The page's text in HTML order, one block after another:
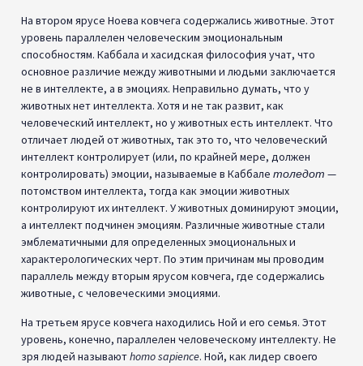
На втором ярусе Ноева ковчега содержались животные. Этот
уровень параллелен человеческим эмоциональным
способностям. Каббала и хасидская философия учат, что
основное различие между животными и людьми заключается
не в интеллекте, а в эмоциях. Неправильно думать, что у
животных нет интеллекта. Хотя и не так развит, как
человеческий интеллект, но у животных есть интеллект. Что
отличает людей от животных, так это то, что человеческий
интеллект контролирует (или, по крайней мере, должен
контролировать) эмоции, называемые в Каббале толедот —
потомством интеллекта, тогда как эмоции животных
контролируют их интеллект. У животных доминируют эмоции,
а интеллект подчинен эмоциям. Различные животные стали
эмблематичными для определенных эмоциональных и
характерологических черт. По этим причинам мы проводим
параллель между вторым ярусом ковчега, где содержались
животные, с человеческими эмоциями.
На третьем ярусе ковчега находились Ной и его семья. Этот
уровень, конечно, параллелен человеческому интеллекту. Не
зря людей называютhomo sapience. Ной, как лидер своего